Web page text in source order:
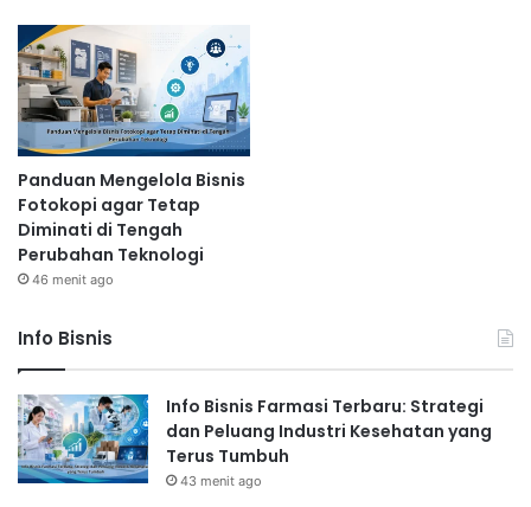
Panduan Mengelola Bisnis
Fotokopi agar Tetap
Diminati di Tengah
Perubahan Teknologi
46 menit ago
Info Bisnis
Info Bisnis Farmasi Terbaru: Strategi
dan Peluang Industri Kesehatan yang
Terus Tumbuh
43 menit ago